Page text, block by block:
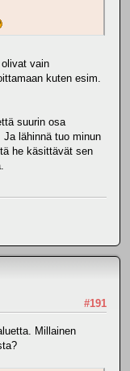
vain
kuten esim.
suurin osa
lähinnä tuo minun
he käsittävät sen
#191
Millainen